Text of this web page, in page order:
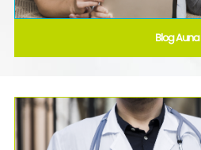
Blog Auna